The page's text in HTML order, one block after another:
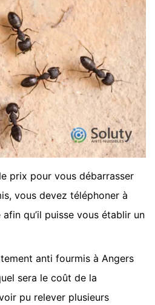
prix pour vous débarrasser
vous devez téléphoner à
qu’il puisse vous établir un
anti fourmis à Angers
sera le coût de la
pu relever plusieurs